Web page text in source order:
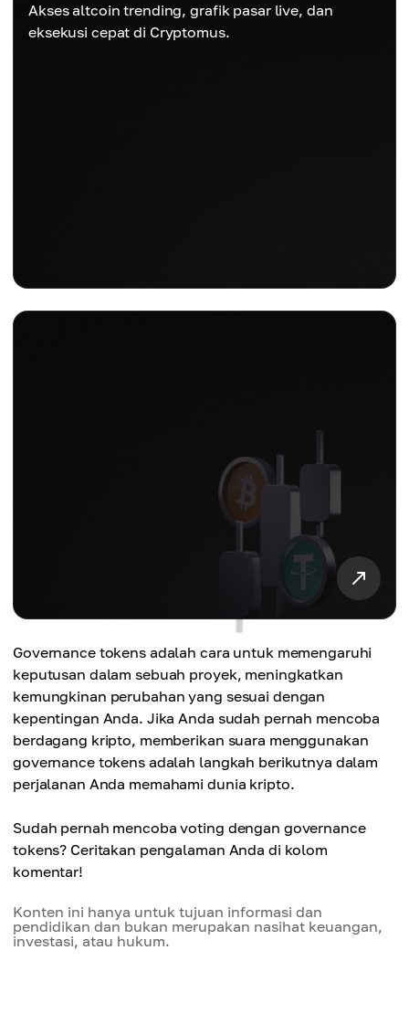
Akses altcoin trending, grafik pasar live, dan
eksekusi cepat di Cryptomus.
Governance tokens adalah cara untuk memengaruhi
keputusan dalam sebuah proyek, meningkatkan
kemungkinan perubahan yang sesuai dengan
kepentingan Anda. Jika Anda sudah pernah mencoba
berdagang kripto, memberikan suara menggunakan
governance tokens adalah langkah berikutnya dalam
perjalanan Anda memahami dunia kripto.
Sudah pernah mencoba voting dengan governance
tokens? Ceritakan pengalaman Anda di kolom
komentar!
Konten ini hanya untuk tujuan informasi dan
pendidikan dan bukan merupakan nasihat keuangan,
investasi, atau hukum.